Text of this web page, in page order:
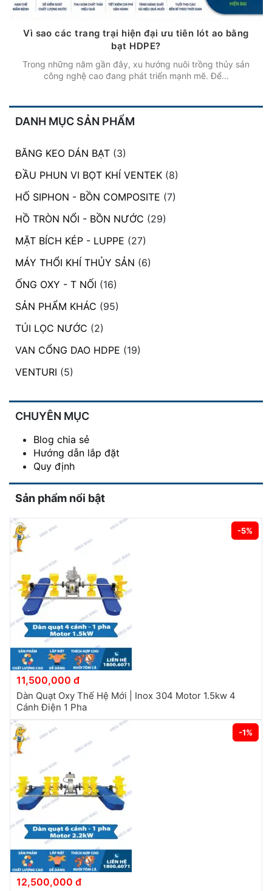
Vì sao các trang trại hiện đại ưu tiên lót ao bằng
bạt HDPE?
Trong những năm gần đây, xu hướng nuôi trồng thủy sản
công nghệ cao đang phát triển mạnh mẽ. Để...
DANH MỤC SẢN PHẨM
BĂNG KEO DÁN BẠT (3)
ĐẦU PHUN VI BỌT KHÍ VENTEK (8)
HỐ SIPHON - BỒN COMPOSITE (7)
HỒ TRÒN NỔI - BỒN NƯỚC (29)
MẶT BÍCH KÉP - LUPPE (27)
MÁY THỔI KHÍ THỦY SẢN (6)
ỐNG OXY - T NỐI (16)
SẢN PHẨM KHÁC (95)
TÚI LỌC NƯỚC (2)
VAN CỔNG DAO HDPE (19)
VENTURI (5)
CHUYÊN MỤC
Blog chia sẻ
Hướng dẫn lắp đặt
Quy định
Sản phẩm nổi bật
-5%
11,500,000 đ
Dàn Quạt Oxy Thế Hệ Mới | Inox 304 Motor 1.5kw 4
Cánh Điện 1 Pha
-1%
12,500,000 đ